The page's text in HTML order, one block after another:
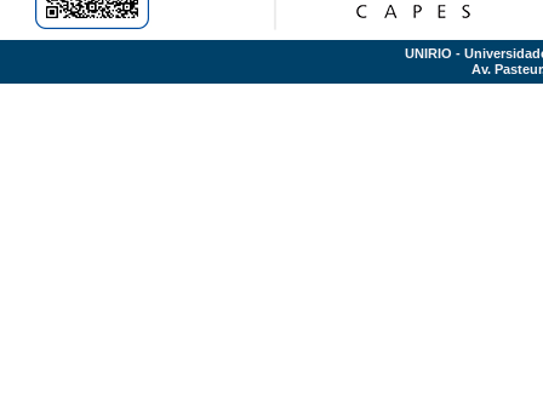
UNIRIO -
Av.